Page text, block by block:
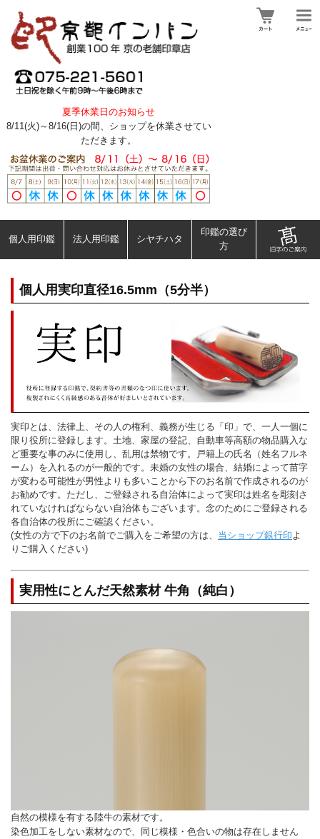
夏季休業日のお知らせ
8/11(火)～8/16(日)の間、ショップを休業させてい
ただきます。
個人用印鑑 法人用印鑑 シヤチハタ
印鑑の選び
方
個人用実印直径16.5mm（5分半）
実印とは、法律上、その人の権利、義務が生じる「印」で、一人一個に
限り役所に登録します。土地、家屋の登記、自動車等高額の物品購入な
ど重要な事のみに使用し、乱用は禁物です。戸籍上の氏名（姓名フルネ
ーム）を入れるのが一般的です。未婚の女性の場合、結婚によって苗字
が変わる可能性が男性よりも多いことから下のお名前で作成されるのが
お勧めです。ただし、ご登録される自治体によって実印は姓名を彫刻さ
れていなければならない自治体もございます。念のためにご登録される
各自治体の役所にご確認ください。
(女性の方で下のお名前でご購入をご希望の方は、 当ショップ銀行印よ
りご購入ください)
実用性にとんだ天然素材 牛角（純白）
自然の模様を有する陸牛の素材です。
染色加工をしない素材なので、同じ模様・色合いの物は存在しません